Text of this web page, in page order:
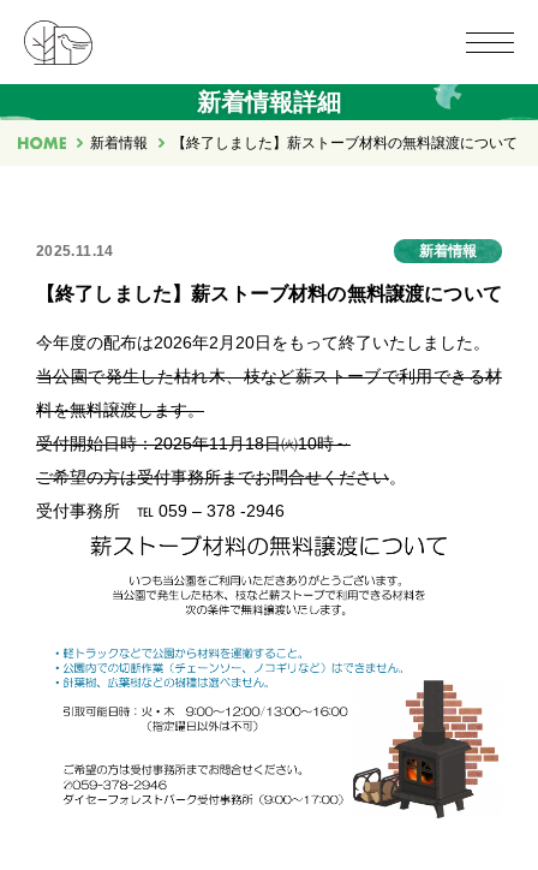
新着情報詳細
新着情報 【終了しました】薪ストーブ材料の無料譲渡について
2025.11.14 新着情報
【終了しました】薪ストーブ材料の無料譲渡について
今年度の配布は2026年2月20日をもって終了いたしました。
当公園で発生した枯れ木、枝など薪ストーブで利用できる材
料を無料譲渡します。
受付開始日時：2025年11月18日㈫10時～
ご希望の方は受付事務所までお問合せください。
受付事務所 ℡ 059 – 378 -2946